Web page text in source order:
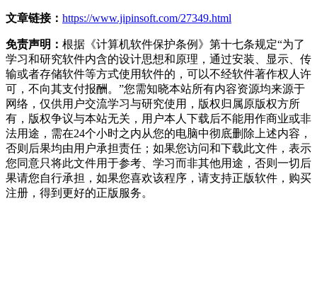
文章链接： https://www.jipinsoft.com/27349.html
免责声明： 根据《计算机软件保护条例》第十七条规定“为了
学习和研究软件内含的设计思想和原理，通过安装、显示、传
输或者存储软件等方式使用软件的，可以不经软件著作权人许
可，不向其支付报酬。”您需知晓本站所有内容资源均来源于
网络，仅供用户交流学习与研究使用，版权归属原版权方所
有，版权争议与本站无关，用户本人下载后不能用作商业或非
法用途，需在24个小时之内从您的电脑中彻底删除上述内容，
否则后果均由用户承担责任；如果您访问和下载此文件，表示
您同意只将此文件用于参考、学习而非其他用途，否则一切后
果请您自行承担，如果您喜欢该程序，请支持正版软件，购买
注册，得到更好的正版服务。